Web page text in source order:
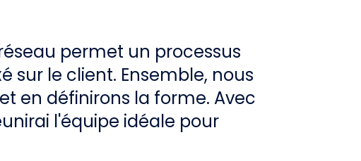
permet un processus
sur le client. Ensemble, nous
en définirons la forme. Avec
l'équipe idéale pour